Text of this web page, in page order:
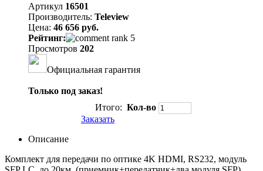
Артикул 16501
Производитель: Teleview
Цена: 46 656 руб.
Рейтинг:
Просмотров 202
Официальная гарантия
Только под заказ!
Итого: Кол-во
Заказать
Описание
Комплект для передачи по оптике 4K HDMI, RS232, модуль